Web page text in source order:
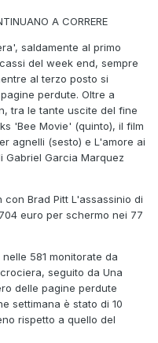
A CORRERE
saldamente al primo
del week end, sempre
al terzo posto si
perdute. Oltre a
tra le tante uscite del fine
'Bee Movie' (quinto), il film
agnelli (sesto) e L'amore ai
Gabriel Garcia Marquez
Brad Pitt L'assassinio di
euro per schermo nei 77
581 monitorate da
seguito da Una
delle pagine perdute
settimana è stato di 10
rispetto a quello del